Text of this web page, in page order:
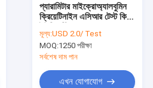
প্যারামিটার মাইক্রোঅ্যালবুমিন
ক্রিয়েটিনাইন এসিআর টেস্ট কিট
মূল্য:USD 2.0/ Test
MOQ:1250 পরীক্ষা
সর্বশেষ দাম পান
এখন যোগাযোগ